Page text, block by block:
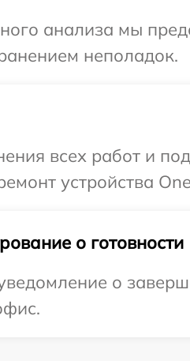
анализа мы
неполадок.
всех работ и
устройства
о готовности
о